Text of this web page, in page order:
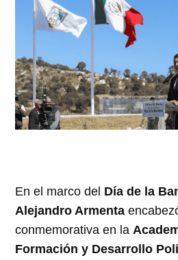
En el marco del Día de la
Alejandro Armenta
conmemorativa en la
Formación y Desarrollo